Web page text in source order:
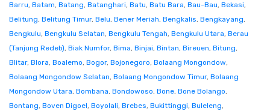
Barru, Batam, Batang, Batanghari, Batu, Batu Bara, Bau-Bau, Bekasi,
Belitung, Belitung Timur, Belu, Bener Meriah, Bengkalis, Bengkayang,
Bengkulu, Bengkulu Selatan, Bengkulu Tengah, Bengkulu Utara, Berau
(Tanjung Redeb), Biak Numfor, Bima, Binjai, Bintan, Bireuen, Bitung,
Blitar, Blora, Boalemo, Bogor, Bojonegoro, Bolaang Mongondow,
Bolaang Mongondow Selatan, Bolaang Mongondow Timur, Bolaang
Mongondow Utara, Bombana, Bondowoso, Bone, Bone Bolango,
Bontang, Boven Digoel, Boyolali, Brebes, Bukittinggi, Buleleng,